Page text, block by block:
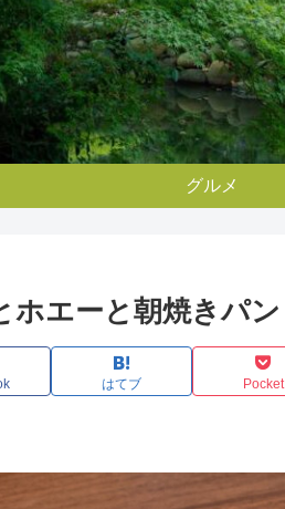
グルメ
ホエーと朝焼きパン
はてブ Pocket